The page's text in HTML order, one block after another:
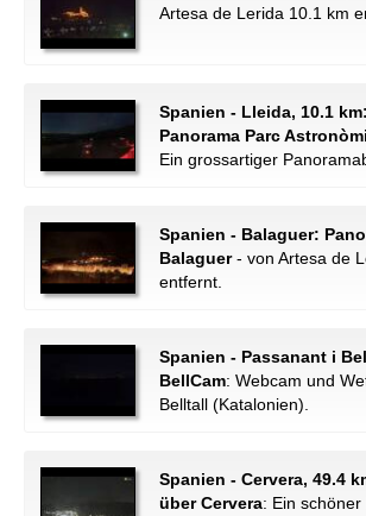
Artesa de Lerida 10.1 km
Spanien - Lleida, 10.1
Panorama Parc
Ein grossartiger
Spanien - Balaguer:
Balaguer- von Artesa de
entfernt.
Spanien - Passanant i
BellCam: Webcam und
Belltall (Katalonien).
Spanien - Cervera, 49.4
über Cervera: Ein